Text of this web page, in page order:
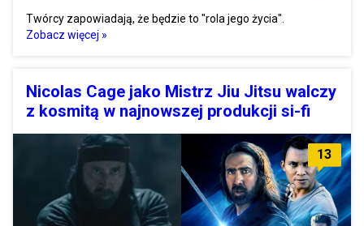
Twórcy zapowiadają, że będzie to "rola jego życia".
Zobacz więcej »
Nicolas Cage jako Mistrz Jiu Jitsu walczy
z kosmitą w najnowszej produkcji si-fi
13